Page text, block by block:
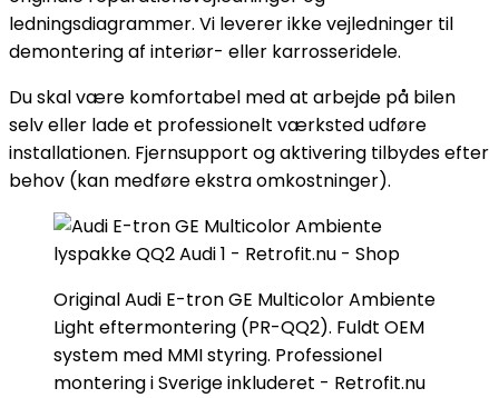
ledningsdiagrammer. Vi leverer ikke vejledninger til
demontering af interiør- eller karrosseridele.
Du skal være komfortabel med at arbejde på bilen
selv eller lade et professionelt værksted udføre
installationen. Fjernsupport og aktivering tilbydes efter
behov (kan medføre ekstra omkostninger).
Original Audi E-tron GE Multicolor Ambiente
Light eftermontering (PR-QQ2). Fuldt OEM
system med MMI styring. Professionel
montering i Sverige inkluderet - Retrofit.nu